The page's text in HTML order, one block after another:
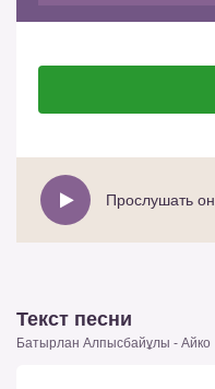
Текст песни
Батырлан Алпысбайұлы - Айко